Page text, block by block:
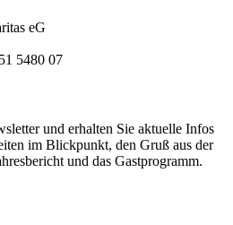
eG
5480 07
und erhalten Sie aktuelle Infos
im Blickpunkt, den Gruß aus der
und das Gastprogramm.